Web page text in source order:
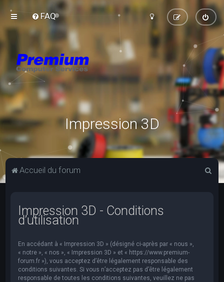
FAQ
Impression 3D
Accueil du forum
Impression 3D - Conditions
d’utilisation
En accédant à « Impression 3D » (désigné ci-après par « nous »,
« notre », « nos », « Impression 3D » et « https://www.premium-
forum.fr »), vous acceptez d’être légalement responsable des
conditions suivantes. Si vous n’acceptez pas d’être légalement
responsable de toutes les conditions suivantes, veuillez ne pas